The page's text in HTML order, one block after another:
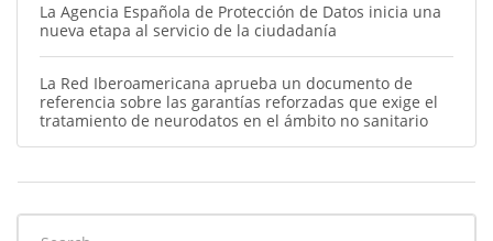
La Agencia Española de Protección de Datos inicia una
nueva etapa al servicio de la ciudadanía
La Red Iberoamericana aprueba un documento de
referencia sobre las garantías reforzadas que exige el
tratamiento de neurodatos en el ámbito no sanitario